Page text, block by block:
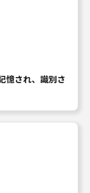
憶され、識別さ